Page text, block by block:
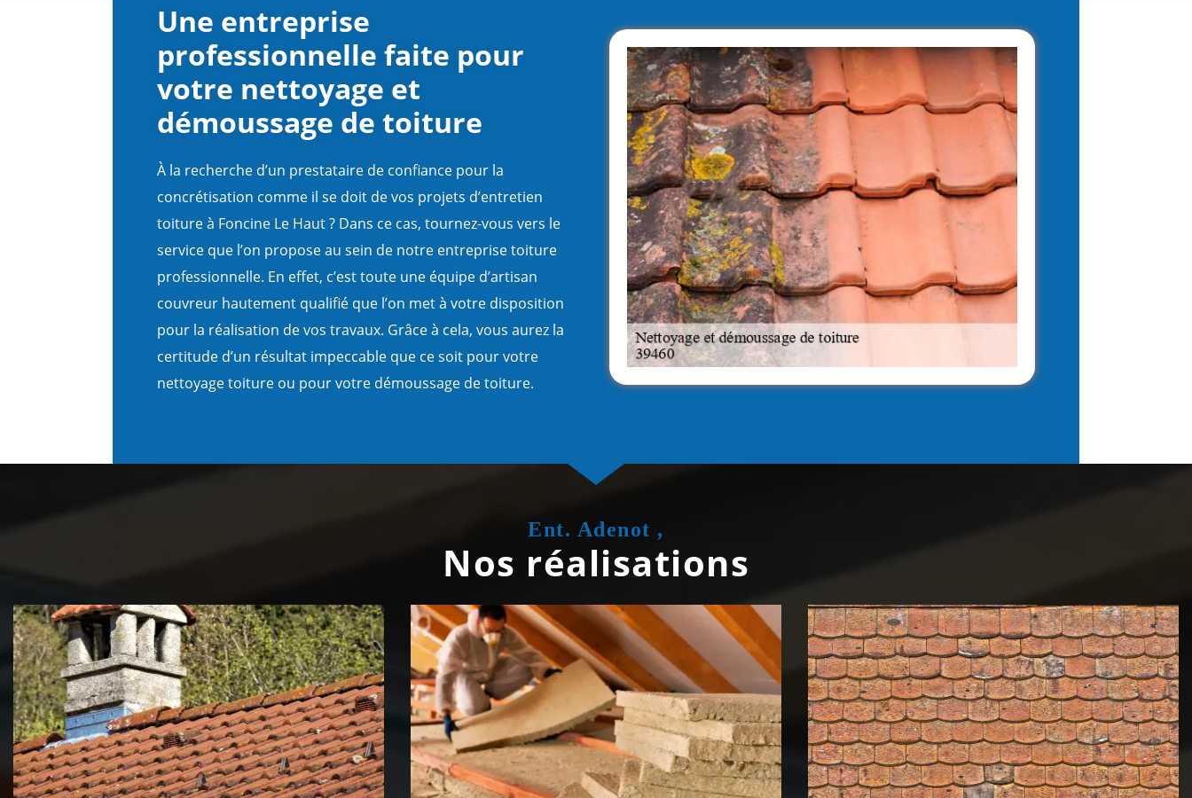
Une entreprise
professionnelle faite pour
votre nettoyage et
démoussage de toiture
À la recherche d’un prestataire de confiance pour la
concrétisation comme il se doit de vos projets d’entretien
toiture à Foncine Le Haut ? Dans ce cas, tournez-vous vers le
service que l’on propose au sein de notre entreprise toiture
professionnelle. En effet, c’est toute une équipe d’artisan
couvreur hautement qualifié que l’on met à votre disposition
pour la réalisation de vos travaux. Grâce à cela, vous aurez la
certitude d’un résultat impeccable que ce soit pour votre
nettoyage toiture ou pour votre démoussage de toiture.
Ent. Adenot ,
Nos réalisations
Couvreur zingueur 39 Jura Isolation de toiture 39 Jura
Nettoyage et démoussage de
toiture 39 Jura